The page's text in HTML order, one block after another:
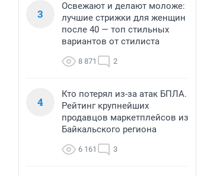
3
Освежают и делают моложе:
лучшие стрижки для женщин
после 40 — топ стильных
вариантов от стилиста
8 871 2
4
Кто потерял из-за атак БПЛА.
Рейтинг крупнейших
продавцов маркетплейсов из
Байкальского региона
6 161 3